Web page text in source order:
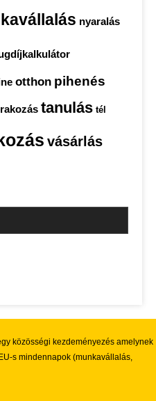
nyaralás
otthon pihenés
tanulás tél
vásárlás
közösségi kezdeményezés amelynek
s mindennapok (munkavállalás,